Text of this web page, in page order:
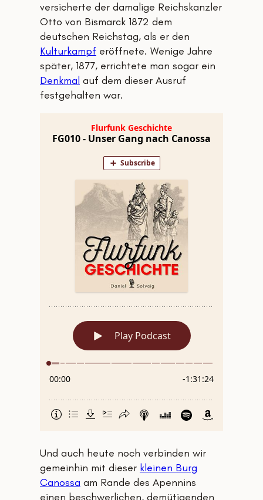
versicherte der damalige Reichskanzler
Otto von Bismarck 1872 dem
deutschen Reichstag, als er den
Kulturkampf eröffnete. Wenige Jahre
später, 1877, errichtete man sogar ein
Denkmal auf dem dieser Ausruf
festgehalten war.
Und auch heute noch verbinden wir
gemeinhin mit dieser kleinen Burg
Canossa am Rande des Apennins
einen beschwerlichen, demütigenden